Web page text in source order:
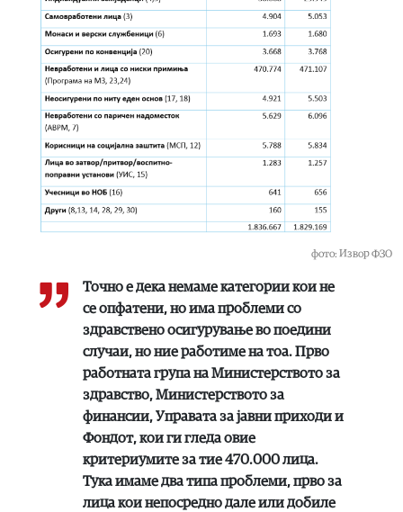
фото: Извор ФЗО
Точно е дека немаме категории кои не
се опфатени, но има проблеми со
здравствено осигурување во поедини
случаи, но ние работиме на тоа. Прво
работната група на Министерството за
здравство, Министерството за
финансии, Управата за јавни приходи и
Фондот, кои ги гледа овие
критериумите за тие 470.000 лица.
Тука имаме два типа проблеми, прво за
лица кои непосредно дале или добиле